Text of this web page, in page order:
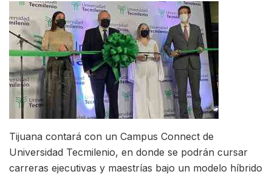
Tijuana contará con un Campus Connect de
Universidad Tecmilenio, en donde se podrán cursar
carreras ejecutivas y maestrías bajo un modelo híbrido